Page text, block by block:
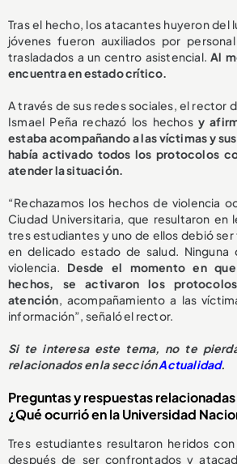
Tras el hecho, los atacantes huyeron del
jóvenes fueron auxiliados por
trasladados a un centro asistencial.Al
encuentra en estado crítico.
A través de sus redes sociales, el rector
Ismael Peña rechazó los hechos y
estaba acompañando a las víctimas y
había activado todos los protocolos
atender la situación.
“Rechazamos los hechos de violencia
Ciudad Universitaria, que resultaron en
tres estudiantes y uno de ellos debió ser
en delicado estado de salud. Ninguna
violencia. Desde el momento en
hechos, se activaron los
atención, acompañamiento a las
información”, señaló el rector.
Si te interesa este tema, no te
relacionados en la secciónActualidad.
Preguntas y respuestas relacionadas
¿Qué ocurrió en la Universidad
Tres estudiantes resultaron heridos
después de ser confrontados y